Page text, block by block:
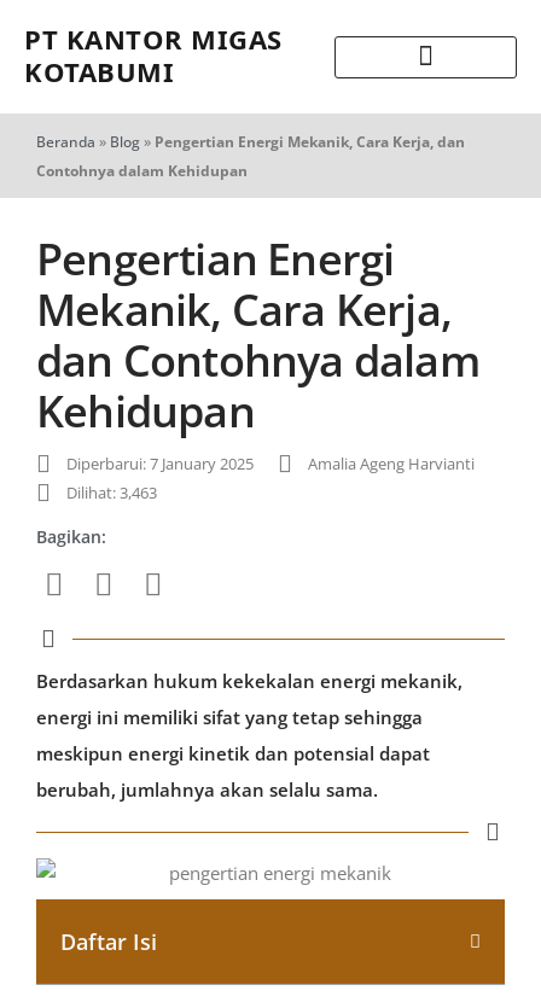
PT KANTOR MIGAS
KOTABUMI
Beranda » Blog» Pengertian Energi Mekanik, Cara Kerja, dan
Contohnya dalam Kehidupan
Pengertian Energi
Mekanik, Cara Kerja,
dan Contohnya dalam
Kehidupan
Diperbarui: 7 January 2025
Amalia Ageng Harvianti
Dilihat: 3,463
Bagikan:
Berdasarkan hukum kekekalan energi mekanik,
energi ini memiliki sifat yang tetap sehingga
meskipun energi kinetik dan potensial dapat
berubah, jumlahnya akan selalu sama.
Daftar Isi